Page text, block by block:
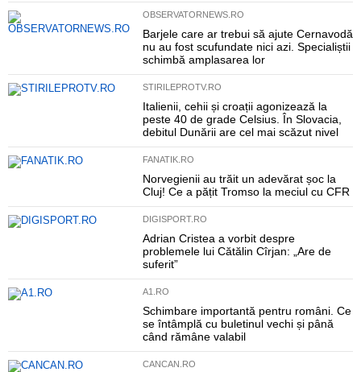
OBSERVATORNEWS.RO
Barjele care ar trebui să ajute Cernavodă
nu au fost scufundate nici azi. Specialiștii
schimbă amplasarea lor
STIRILEPROTV.RO
Italienii, cehii și croații agonizează la
peste 40 de grade Celsius. În Slovacia,
debitul Dunării are cel mai scăzut nivel
FANATIK.RO
Norvegienii au trăit un adevărat șoc la
Cluj! Ce a pățit Tromso la meciul cu CFR
DIGISPORT.RO
Adrian Cristea a vorbit despre
problemele lui Cătălin Cîrjan: „Are de
suferit”
A1.RO
Schimbare importantă pentru români. Ce
se întâmplă cu buletinul vechi și până
când rămâne valabil
CANCAN.RO